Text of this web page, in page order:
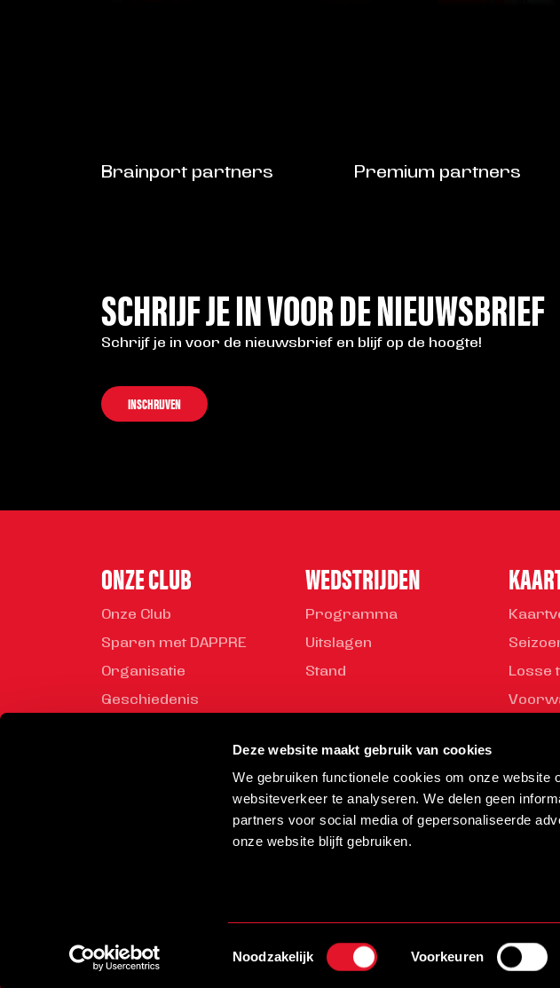
Deze website maakt gebruik van cookies
We gebruiken functionele cookies om onze website
websiteverkeer te analyseren. We delen geen
partners voor social media of gepersonaliseerde
onze website blijft gebruiken.
Toestemmingsselectie
Noodzakelijk Voorkeuren
Brainport partners Premium partners
SCHRIJF JE IN VOOR DE NIEUWSBRIEF
Schrijf je in voor de nieuwsbrief en blijf op de hoogte!
INSCHRIJVEN
ONZE CLUB
Onze Club
Sparen met DAPPRE
Organisatie
Geschiedenis
Vrijwilliger worden
WEDSTRIJDEN
Programma
Uitslagen
Stand
Losse
© 2026 Helmond Sport Disclaimer
Verzend- en